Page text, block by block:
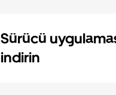
Sürücü
indirin